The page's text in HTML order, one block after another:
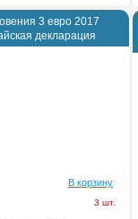
3 евро 2017
декларация
В корзину
3 шт.